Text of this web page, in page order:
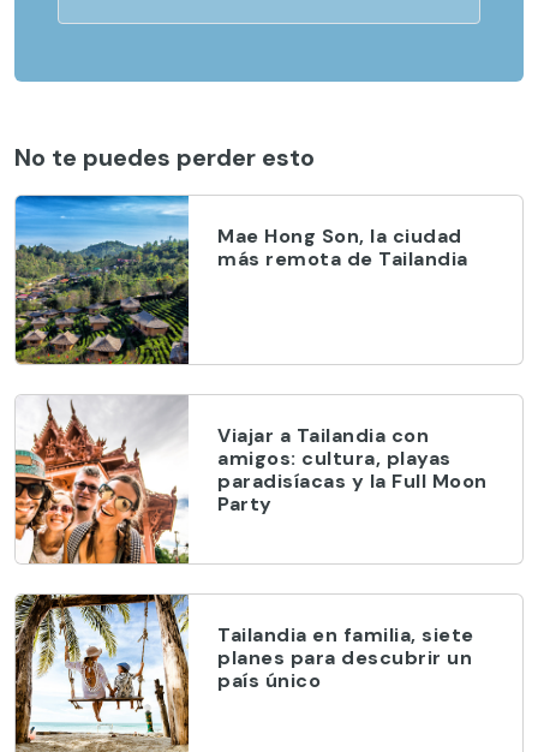
No te puedes perder esto
Mae Hong Son, la ciudad
más remota de Tailandia
Viajar a Tailandia con
amigos: cultura, playas
paradisíacas y la Full Moon
Party
Tailandia en familia, siete
planes para descubrir un
país único